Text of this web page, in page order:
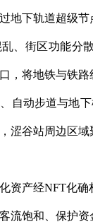
地下轨道超级
、街区功能分
，将地铁与铁
自动步道与地
涩谷站周边区
资产经NFT化
流饱和、保护